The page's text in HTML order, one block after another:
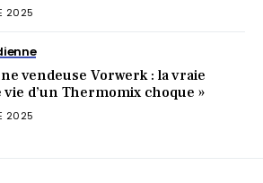
2025
vendeuse Vorwerk : la vraie
vie d’un Thermomix choque »
2025